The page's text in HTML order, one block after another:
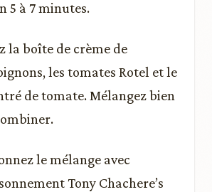
5 à 7 minutes.
la boîte de crème de
les tomates Rotel et le
de tomate. Mélangez bien
le mélange avec
Tony Chachere’s